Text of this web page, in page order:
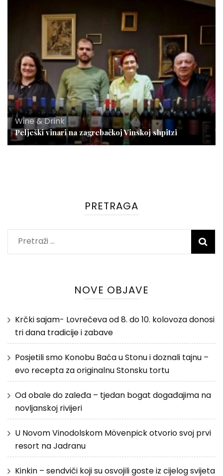
Wine & Drink
Pelješki vinari na zagrebačkoj Vinskoj shpitzi
PRETRAGA
Pretraži:
NOVE OBJAVE
Krčki sajam- Lovrečeva od 8. do 10. kolovoza donosi
tri dana tradicije i zabave
Posjetili smo Konobu Baća u Stonu i doznali tajnu –
evo recepta za originalnu Stonsku tortu
Od obale do zaleđa – tjedan bogat događajima na
novljanskoj rivijeri
U Novom Vinodolskom Mövenpick otvorio svoj prvi
resort na Jadranu
Kinkin – sendviči koji su osvojili goste iz cijelog svijeta